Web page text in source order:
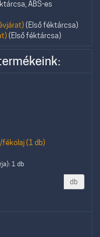
ABS-es
(Első féktárcsa)
(Első féktárcsa)
(1 db)
1 db
db